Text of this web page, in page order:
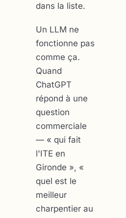
dans la liste.
Un LLM ne
fonctionne pas
comme ça.
Quand
ChatGPT
répond à une
question
commerciale
— « qui fait
l'ITE en
Gironde », «
quel est le
meilleur
charpentier au